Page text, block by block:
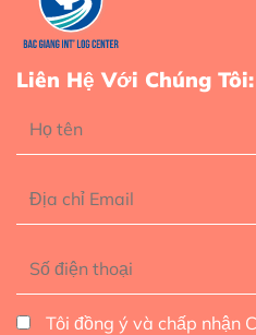
Liên Hệ Với Chúng Tôi:
Tôi đồng ý và chấp nhận